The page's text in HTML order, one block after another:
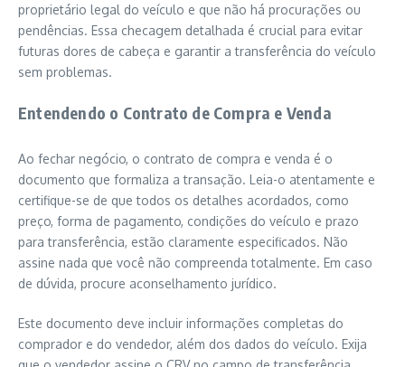
proprietário legal do veículo e que não há procurações ou
pendências. Essa checagem detalhada é crucial para evitar
futuras dores de cabeça e garantir a transferência do veículo
sem problemas.
Entendendo o Contrato de Compra e Venda
Ao fechar negócio, o contrato de compra e venda é o
documento que formaliza a transação. Leia-o atentamente e
certifique-se de que todos os detalhes acordados, como
preço, forma de pagamento, condições do veículo e prazo
para transferência, estão claramente especificados. Não
assine nada que você não compreenda totalmente. Em caso
de dúvida, procure aconselhamento jurídico.
Este documento deve incluir informações completas do
comprador e do vendedor, além dos dados do veículo. Exija